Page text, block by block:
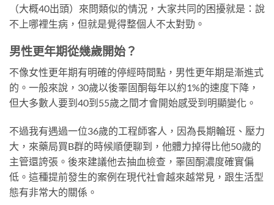
（大概40出頭）來問類似的情況，大家共同的困擾就是：說
不上哪裡生病，但就是覺得整個人不太對勁。
男性更年期從幾歲開始？
不像女性更年期有明確的停經時間點，男性更年期是漸進式
的。一般來說，30歲以後睪固酮每年以約1%的速度下降，
但大多數人要到40到55歲之間才會開始感受到明顯變化。
不過我有遇過一位36歲的工程師客人，因為長期輪班、壓力
大，來藥局買B群的時候順便聊到，他體力掉得比他50歲的
主管還誇張。後來建議他去抽血檢查，睪固酮濃度確實偏
低。這種提前發生的案例在現代社會越來越常見，跟生活型
態有非常大的關係。